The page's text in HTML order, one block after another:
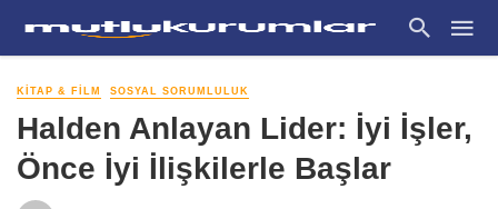
KITAP & FILM SOSYAL SORUMLULUK
Halden Anlayan Lider: İyi İşler,
Önce İyi İlişkilerle Başlar